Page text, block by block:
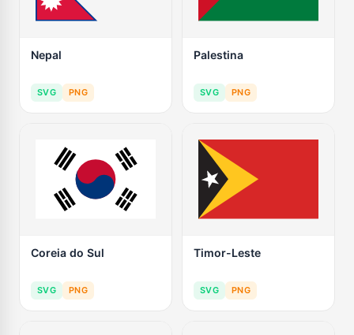
Nepal
SVG PNG
Palestina
SVG PNG
Coreia do Sul
SVG PNG
Timor-Leste
SVG PNG